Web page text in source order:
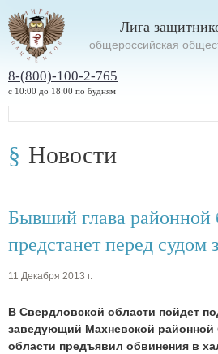
Лига
oбщероссийская
8-(800)-100-2-765
с 10:00 до 18:00 по будням
Новости
Бывший глава районной
предстанет перед судом
11 Декабря 2013 г.
В Свердловской области пойдет
заведующий Махневской
области предъявил обвинения в